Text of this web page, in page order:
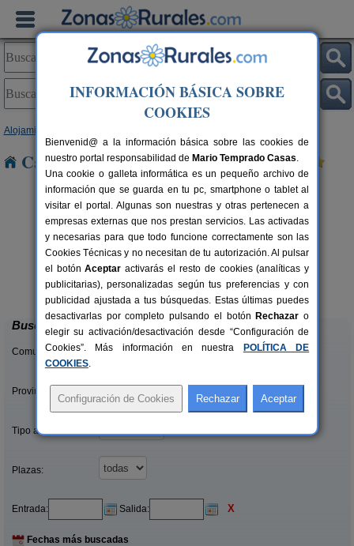
Alojamientos
Casas Rurales cerca de Bordils
11 pers.
desde40 €
Cal Marenya
La Tallada d´Empordà (Girona)
Buscar
Comunidades:
Provincias/Islas:
Tipo alquiler:
Plazas:
Entrada: Salida: X
Fechas más buscadas
INFORMACIÓN BÁSICA SOBRE
COOKIES
Bienvenid@ a la información básica sobre las cookies de
nuestro portal responsabilidad de Mario Temprado Casas.
Una cookie o galleta informática es un pequeño archivo de
información que se guarda en tu pc, smartphone o tablet al
visitar el portal. Algunas son nuestras y otras pertenecen a
empresas externas que nos prestan servicios. Las activadas
y necesarias para que todo funcione correctamente son las
Cookies Técnicas y no necesitan de tu autorización. Al pulsar
el botónAceptar activarás el resto de cookies (analíticas y
publicitarias), personalizadas según tus preferencias y con
publicidad ajustada a tus búsquedas. Estas últimas puedes
desactivarlas por completo pulsando el botón Rechazar o
elegir su activación/desactivación desde “Configuración de
Cookies”. Más información en nuestra
POLÍTICA DE
COOKIES.